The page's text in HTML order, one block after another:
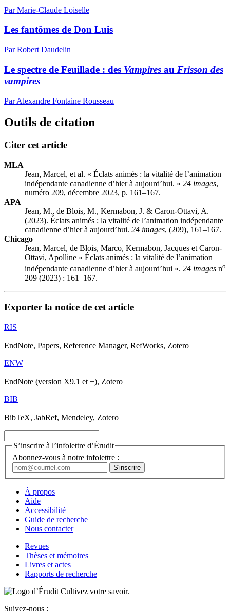
Par Marie-Claude Loiselle
Les fantômes de Don Luis
Par Robert Daudelin
Le spectre de Feuillade : des Vampires au Frisson des
vampires
Par Alexandre Fontaine Rousseau
Outils de citation
Citer cet article
MLA
Jean, Marcel, et al. « Éclats animés : la vitalité de l’animation
indépendante canadienne d’hier à aujourd’hui. » 24 images,
numéro 209, décembre 2023, p. 161–167.
APA
Jean, M., de Blois, M., Kermabon, J. & Caron-Ottavi, A.
(2023). Éclats animés : la vitalité de l’animation indépendante
canadienne d’hier à aujourd’hui. 24 images, (209), 161–167.
Chicago
Jean, Marcel, de Blois, Marco, Kermabon, Jacques et Caron-
Ottavi, Apolline « Éclats animés : la vitalité de l’animation
indépendante canadienne d’hier à aujourd’hui ». 24 images no
209 (2023) : 161–167.
Exporter la notice de cet article
RIS
EndNote, Papers, Reference Manager, RefWorks, Zotero
ENW
EndNote (version X9.1 et +), Zotero
BIB
BibTeX, JabRef, Mendeley, Zotero
S’inscrire à l’infolettre d’Érudit
Abonnez-vous à notre infolettre :
À propos
Aide
Accessibilité
Guide de recherche
Nous contacter
Revues
Thèses et mémoires
Livres et actes
Rapports de recherche
Cultivez votre savoir.
Suivez-nous :